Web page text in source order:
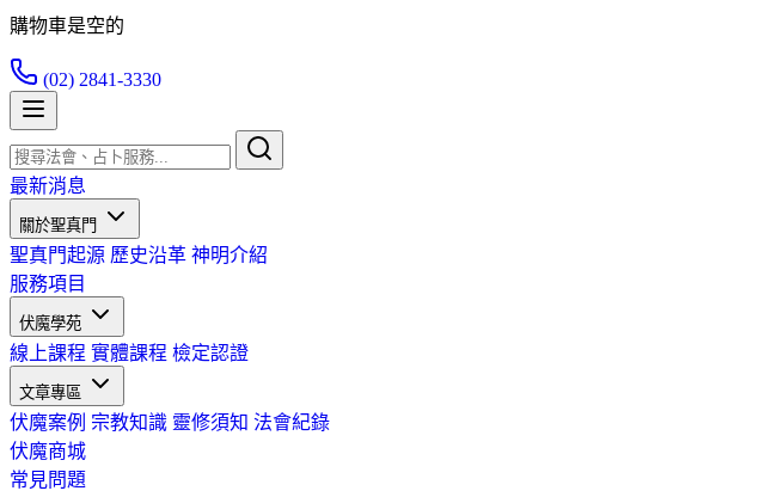
購物車是空的
(02) 2841-3330
最新消息
關於聖真門
聖真門起源 歷史沿革 神明介紹
服務項目
伏魔學苑
線上課程 實體課程 檢定認證
文章專區
伏魔案例 宗教知識 靈修須知 法會紀錄
伏魔商城
常見問題